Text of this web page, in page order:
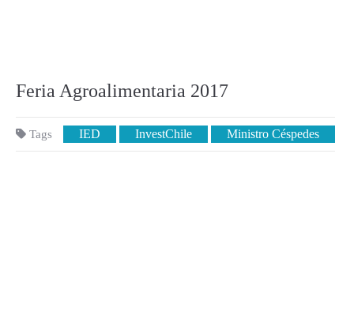
Feria Agroalimentaria 2017
Tags IED InvestChile Ministro Céspedes